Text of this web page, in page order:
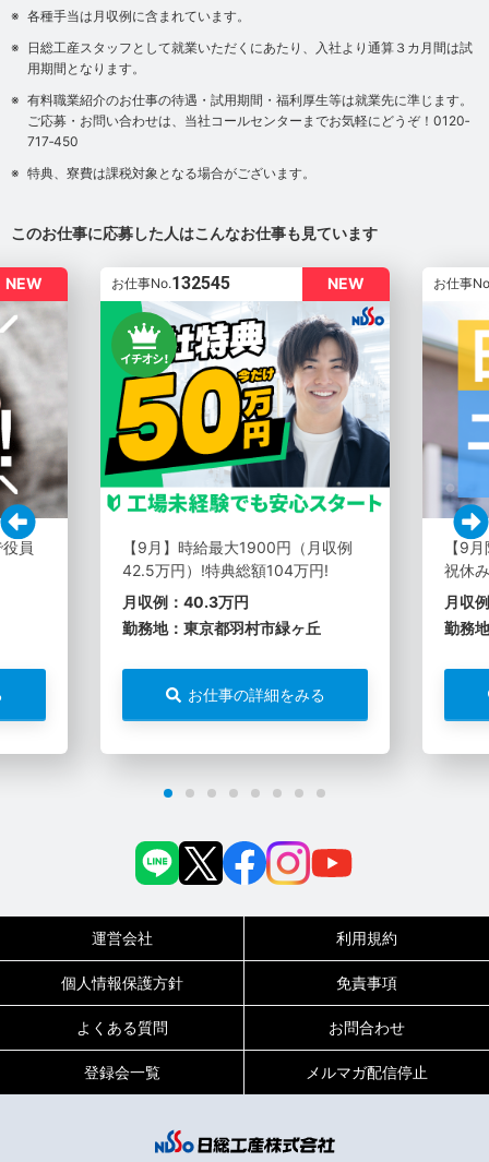
0120-717-450
平日9:00～19:00（土日祝は18:00まで）
各種手当は月収例に含まれています。
日総工産スタッフとして就業いただくにあたり、入社より通算３カ月間は試
用期間となります。
有料職業紹介のお仕事の待遇・試用期間・福利厚生等は就業先に準じます。
ご応募・お問い合わせは、当社コールセンターまでお気軽にどうぞ！0120‐
717‐450
特典、寮費は課税対象となる場合がございます。
このお仕事に応募した人はこんなお仕事も見ています
NEW
員
NEW
お仕事No.132545
【9月】時給最大1900円（月収例
42.5万円）!特典総額104万円!
月収例：40.3万円
勤務地：東京都羽村市緑ヶ丘
お仕事の詳細をみる
お仕事
【9
祝休
月収
勤務
運営会社 利用規約
個人情報保護方針 免責事項
よくある質問 お問合わせ
登録会一覧 メルマガ配信停止